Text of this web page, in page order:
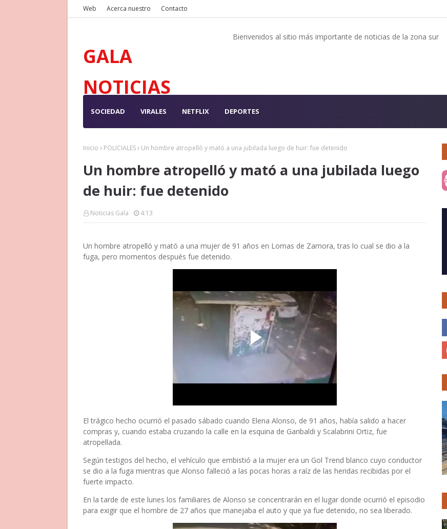
Web Acerca nuestro Contacto
GALA
NOTICIAS
Bienvenidos al sitio más importante de noticias de la zona sur
SOCIEDAD VIRALES NETFLIX DEPORTES
Inicio POLICIALES Un hombre atropelló y mató a una jubilada luego de huir: fue detenido
Un hombre atropelló y mató a una jubilada luego
de huir: fue detenido
Noticias Gala 4:13
Un hombre atropelló y mató a una mujer de 91 años en Lomas de Zamora, tras lo cual se dio a la
fuga, pero momentos después fue detenido.
El trágico hecho ocurrió el pasado sábado cuando Elena Alonso, de 91 años, había salido a hacer
compras y, cuando estaba cruzando la calle en la esquina de Garibaldi y Scalabrini Ortiz, fue
atropellada.
Según testigos del hecho, el vehículo que embistió a la mujer era un Gol Trend blanco cuyo conductor
se dio a la fuga mientras que Alonso falleció a las pocas horas a raíz de las heridas recibidas por el
fuerte impacto.
En la tarde de este lunes los familiares de Alonso se concentrarán en el lugar donde ocurrió el episodio
para exigir que el hombre de 27 años que manejaba el auto y que ya fue detenido, no sea liberado.